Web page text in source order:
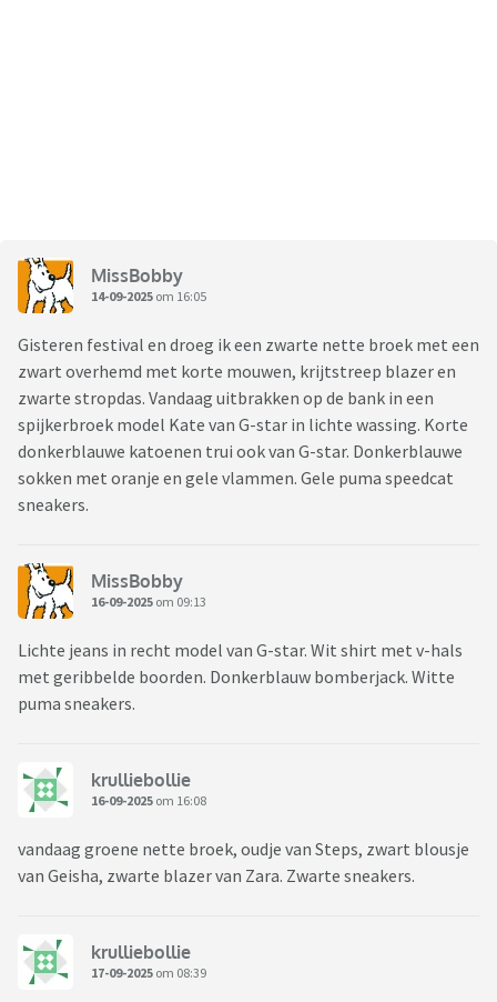
MissBobby
14-09-2025 om 16:05
Gisteren festival en droeg ik een zwarte nette broek met een
zwart overhemd met korte mouwen, krijtstreep blazer en
zwarte stropdas. Vandaag uitbrakken op de bank in een
spijkerbroek model Kate van G-star in lichte wassing. Korte
donkerblauwe katoenen trui ook van G-star. Donkerblauwe
sokken met oranje en gele vlammen. Gele puma speedcat
sneakers.
MissBobby
16-09-2025 om 09:13
Lichte jeans in recht model van G-star. Wit shirt met v-hals
met geribbelde boorden. Donkerblauw bomberjack. Witte
puma sneakers.
krulliebollie
16-09-2025 om 16:08
vandaag groene nette broek, oudje van Steps, zwart blousje
van Geisha, zwarte blazer van Zara. Zwarte sneakers.
krulliebollie
17-09-2025 om 08:39